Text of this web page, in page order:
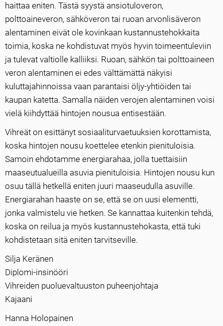
haittaa eniten. Tästä syystä ansiotuloveron,
polttoaineveron, sähköveron tai ruoan arvonlisäveron
alentaminen eivät ole kovinkaan kustannustehokkaita
toimia, koska ne kohdistuvat myös hyvin toimeentuleviin
ja tulevat valtiolle kalliiksi. Ruoan, sähkön tai polttoaineen
veron alentaminen ei edes välttämättä näkyisi
kuluttajahinnoissa vaan parantaisi öljy-yhtiöiden tai
kaupan katetta. Samalla näiden verojen alentaminen voisi
vielä kiihdyttää hintojen nousua entisestään.
Vihreät on esittänyt sosiaaliturvaetuuksien korottamista,
koska hintojen nousu koettelee etenkin pienituloisia.
Samoin ehdotamme energiarahaa, jolla tuettaisiin
maaseutualueilla asuvia pienituloisia. Hintojen nousu kun
osuu tällä hetkellä eniten juuri maaseudulla asuville.
Energiarahan haaste on se, että se on uusi elementti,
jonka valmistelu vie hetken. Se kannattaa kuitenkin tehdä,
koska on reilua ja myös kustannustehokasta, että tuki
kohdistetaan sitä eniten tarvitseville.
Silja Keränen
Diplomi-insinööri
Vihreiden puoluevaltuuston puheenjohtaja
Kajaani
Hanna Holopainen